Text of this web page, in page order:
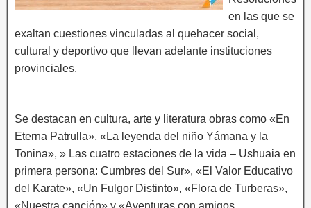
en las que se
exaltan cuestiones vinculadas al quehacer social,
cultural y deportivo que llevan adelante instituciones
provinciales.
Se destacan en cultura, arte y literatura obras como «En
Eterna Patrulla», «La leyenda del niño Yámana y la
Tonina», » Las cuatro estaciones de la vida – Ushuaia en
primera persona: Cumbres del Sur», «El Valor Educativo
del Karate», «Un Fulgor Distinto», «Flora de Turberas»,
«Nuestra canción» y «Aventuras con amigos